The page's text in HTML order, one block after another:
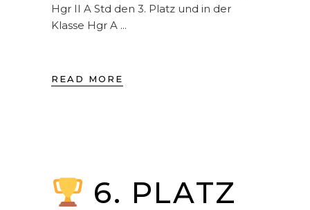
Hgr II A Std den 3. Platz und in der
Klasse Hgr A
READ MORE
6. PLATZ